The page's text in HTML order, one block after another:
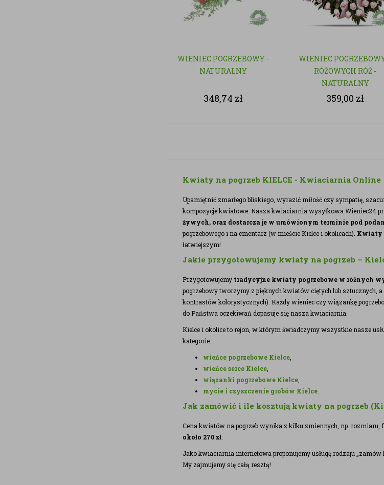
WIENIEC POGRZEBOWY -
NATURALNY
348,74 zł
WIENIEC
RÓŻOWYCH RÓŻ -
NATURALNY
359,00 zł
Kwiaty na pogrzeb KIELCE - Kwiaciarnia Online
Upamiętnić zmarłego bliskiego, wyrazić miłość czy sympatię,
kompozycje kwiatowe. Nasza kwiaciarnia wysyłkowa Wieniec24
żywych, oraz dostarcza je w umówionym terminie pod
pogrzebowego i na cmentarz (w mieście Kielce i okolicach). Kwiaty
łatwiejszym!
Jakie przygotowujemy kwiaty na pogrzeb –
Przygotowujemy tradycyjne kwiaty pogrzebowe w różnych
pogrzebowy tworzymy z pięknych kwiatów ciętych lub sztucznych,
kontrastów kolorystycznych). Każdy wieniec czy wiązankę
do Państwa oczekiwań dopasuje się nasza kwiaciarnia.
Kielce i okolice to rejon, w którym świadczymy wszystkie nasze
kategorie:
wieńce pogrzebowe Kielce,
wieńce serce Kielce,
wiązanki pogrzebowe Kielce,
mycie i czyszczenie grobów Kielce.
Jak zamówić i ile kosztują kwiaty na pogrzeb
Cena kwiatów na pogrzeb wynika z kilku zmiennych, np.
około 270 zł.
Jako kwiaciarnia internetowa proponujemy usługę rodzaju
My zajmujemy się całą resztą!